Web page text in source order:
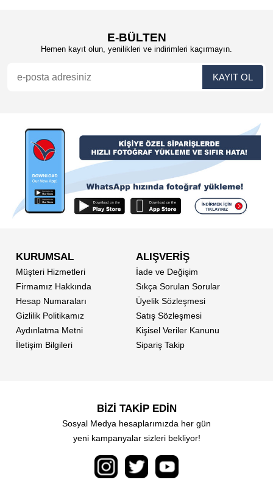
E-BÜLTEN
Hemen kayıt olun, yenilikleri ve indirimleri kaçırmayın.
KURUMSAL
Müşteri Hizmetleri
Firmamız Hakkında
Hesap Numaraları
Gizlilik Politikamız
Aydınlatma Metni
İletişim Bilgileri
ALIŞVERİŞ
İade ve Değişim
Sıkça Sorulan Sorular
Üyelik Sözleşmesi
Satış Sözleşmesi
Kişisel Veriler Kanunu
Sipariş Takip
BİZİ TAKİP EDİN
Sosyal Medya hesaplarımızda her gün
yeni kampanyalar sizleri bekliyor!